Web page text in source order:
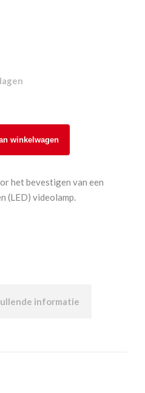
winkelwagen
het bevestigen van een
(LED) videolamp.
informatie